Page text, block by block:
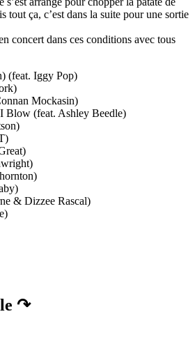
tout ça, c’est dans la suite pour une sortie
concert dans ces conditions avec tous
(feat. Iggy Pop)
Mockasin)
Blow (feat. Ashley Beedle)
& Dizzee Rascal)
↷